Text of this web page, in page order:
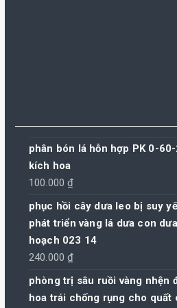
phân bón lá hỗn hợp PK 0-
kích hoa
100.000₫
phục hồi cây dưa leo bị suy
phát triển vàng lá dưa con
hoạch 023 14
240.000₫
phòng trị sâu ruồi vàng nhện
hoa trái chống rụng cho quất